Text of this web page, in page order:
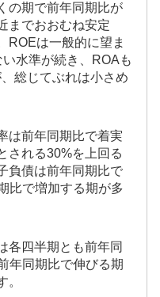
の期で前年同期比が
までおおむね安定
ROEは一般的に望ま
水準が続き、ROAも
総じてぶれは小さめ
は前年同期比で着実
される30%を上回る
負債は前年同期比で
比で増加する期が多
各四半期とも前年同
年同期比で伸びる期
。